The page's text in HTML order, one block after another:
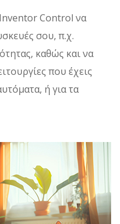
Control να
σου, π.χ.
καθώς και να
που έχεις
ή για τα